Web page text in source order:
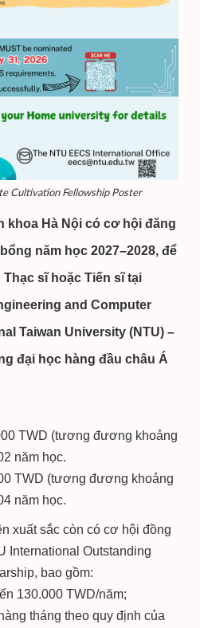
Cultivation Fellowship Poster
khoa Hà Nội có cơ hội đăng
năm học 2027–2028, để
sĩ hoặc Tiến sĩ tại
and Computer
Taiwan University (NTU) –
đại học hàng đầu châu Á
TWD (tương đương khoảng
năm học.
TWD (tương đương khoảng
năm học.
xuất sắc còn có cơ hội đồng
International Outstanding
bao gồm:
130.000 TWD/năm;
tháng theo quy định của